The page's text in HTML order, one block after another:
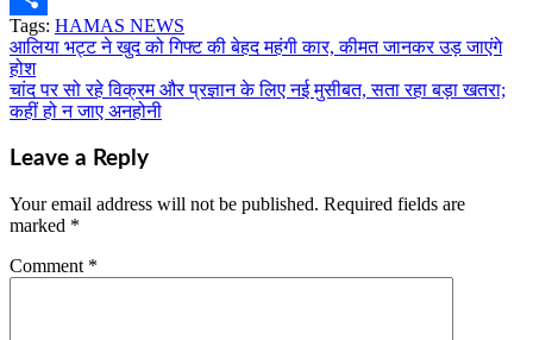
Share
Tags: HAMAS NEWS
Post
navigation
आलिया भट्ट ने खुद को गिफ्ट की बेहद महंगी कार, कीमत जानकर उड़ जाएंगे
होश
चांद पर सो रहे विक्रम और प्रज्ञान के लिए नई मुसीबत, सता रहा बड़ा खतरा;
कहीं हो न जाए अनहोनी
Leave a Reply
Your email address will not be published. Required fields are
marked *
Comment *